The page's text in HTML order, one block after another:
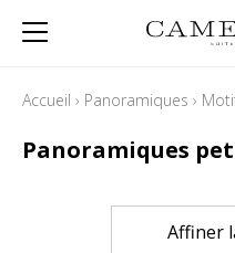
Accueil › Panoramiques ›
Panoramiques
Affiner